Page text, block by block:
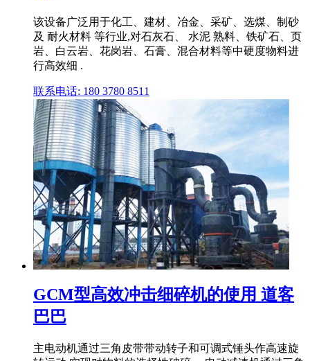
该设备广泛用于化工、建材、冶金、采矿、选煤、制砂
及 耐火材料 等行业,对石灰石、 水泥 熟料、铁矿石、页
岩、白云岩、花岗岩、石膏、混合材料等中硬度物料进
行高效细 .
联系电话: 180 3780 8511
GCM型高效冲击细碎机的使用 道客
巴巴
主电动机通过三角皮带带动转子和可调式锤头作高速旋